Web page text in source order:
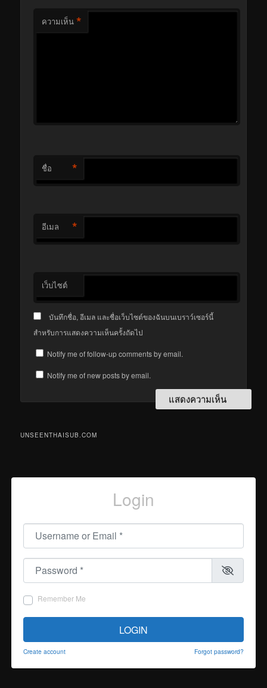
ความเห็น *
ชื่อ *
อีเมล *
เว็บไซต์
บันทึกชื่อ, อีเมล และชื่อเว็บไซต์ของฉันบนเบราว์เซอร์นี้
สำหรับการแสดงความเห็นครั้งถัดไป
Notify me of follow-up comments by email.
Notify me of new posts by email.
UNSEENTHAISUB.COM
Login
Username or Email
Password
Remember Me
LOGIN
Create account Forgot password?